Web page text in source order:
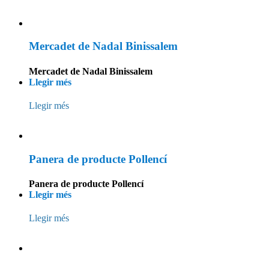
Mercadet de Nadal Binissalem
Mercadet de Nadal Binissalem
Llegir més
Llegir més
Panera de producte Pollencí
Panera de producte Pollencí
Llegir més
Llegir més